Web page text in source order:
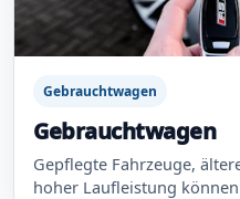
Gebrauchtwagen
Gebrauchtwagen
Gepflegte Fahrzeuge,
hoher Laufleistung